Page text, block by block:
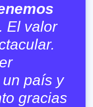
. El valor
país y
gracias